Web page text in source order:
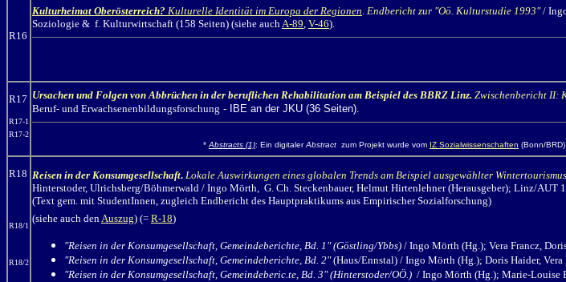
R16
Kulturheimat Oberösterreich? Kulturelle Identität im Europa der Regionen. Endbericht zur "Oö. Kulturstudie 1993"/
Soziologie & f. Kulturwirtschaft (158 Seiten) (siehe auchA-89, V-46).
R17
R17-1
R17-2
Ursachen und Folgen von Abbrüchen in der beruflichen Rehabilitation am Beispiel des BBRZ Linz. Zwischenbericht II:
Beruf- und Erwachsenenbildungsforschung - IBE an der JKU (36 Seiten).
* Abstracts (1): Ein digitalerAbstract zum Projekt wurde vom IZ Sozialwissenschaften (Bonn/
R18
R18/1
R18/2
Reisen in der Konsumgesellschaft. Lokale Auswirkungen eines globalen Trends am Beispiel ausgewählter
Hinterstoder, Ulrichsberg/Böhmerwald / Ingo Mörth, G. Ch. Steckenbauer, Helmut Hirtenlehner (Herausgeber); Linz/
(Text gem. mit StudentInnen, zugleich Endbericht des Hauptpraktikums aus Empirischer Sozialforschung)
(siehe auch denAuszug) (= R-18)
"Reisen in der Konsumgesellschaft, Gemeindeberichte, Bd. 1" (Göstling/Ybbs) / Ingo Mörth (Hg.); Vera Francz,
"Reisen in der Konsumgesellschaft, Gemeindeberichte, Bd. 2"(Haus/Ennstal) / Ingo Mörth (Hg.); Doris Haider,
"Reisen in der Konsumgesellschaft, Gemeindeberic.te, Bd. 3" (Hinterstoder/OÖ.) / Ingo Mörth (Hg.); Marie-Louise